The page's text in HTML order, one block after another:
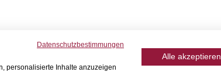
Datenschutzbestimmungen
personalisierte Inhalte anzuzeigen
Alle akzeptieren